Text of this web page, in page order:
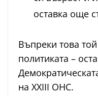
оставка още
Въпреки това
политиката –
на XXIII ОНС.